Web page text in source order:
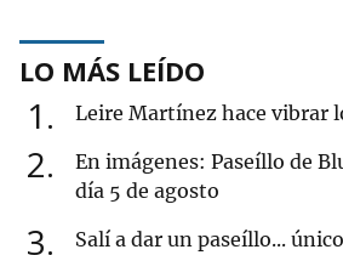
LO MÁS LEÍDO
1 Leire Martínez hace vibrar
2
En imágenes: Paseíllo de
día 5 de agosto
3 Salí a dar un paseíllo... único